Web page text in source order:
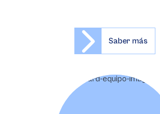
Saber más